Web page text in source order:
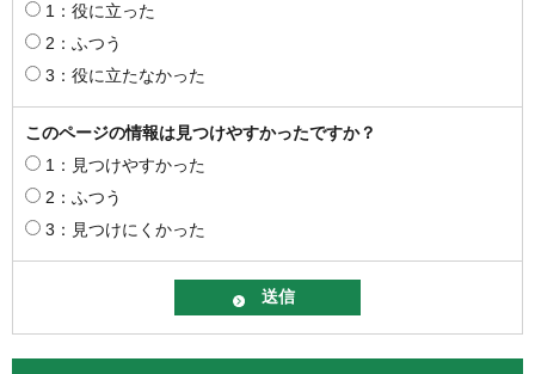
1：役に立った
2：ふつう
3：役に立たなかった
このページの情報は見つけやすかったですか？
1：見つけやすかった
2：ふつう
3：見つけにくかった